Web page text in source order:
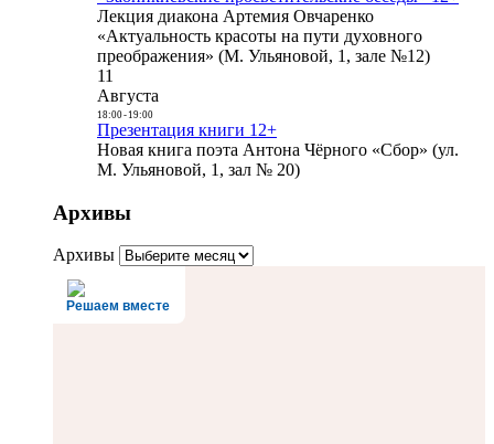
Лекция диакона Артемия Овчаренко
«Актуальность красоты на пути духовного
преображения» (М. Ульяновой, 1, зале №12)
11
Августа
18:00- 19:00
Презентация книги 12+
Новая книга поэта Антона Чёрного «Сбор» (ул.
М. Ульяновой, 1, зал № 20)
Архивы
Архивы
Решаем вместе